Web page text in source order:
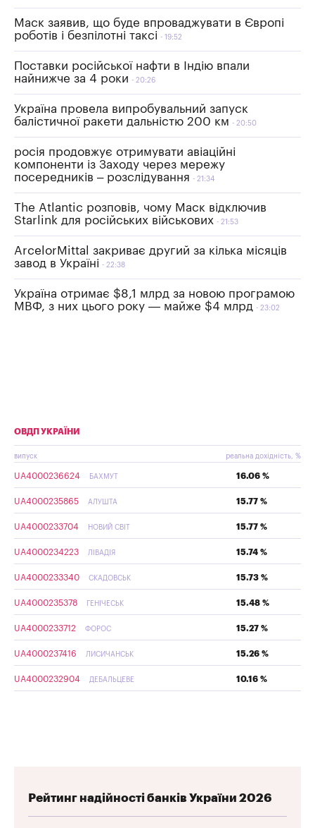
Маск заявив, що буде впроваджувати в Європі
роботів і безпілотні таксі
19:52
Поставки російської нафти в Індію впали
найнижче за 4 роки
20:26
Україна провела випробувальний запуск
балістичної ракети дальністю 200 км
20:50
росія продовжує отримувати авіаційні
компоненти із Заходу через мережу
посередників – розслідування
21:34
The Atlantic розповів, чому Маск відключив
Starlink для російських військових
21:53
ArcelorMittal закриває другий за кілька місяців
завод в Україні
22:38
Україна отримає $8,1 млрд за новою програмою
МВФ, з них цього року — майже $4 млрд
23:02
ОВДП УКРАЇНИ
випуск реальна дохідність, %
UA4000236624 БАХМУТ 16.06 %
UA4000235865 АЛУШТА 15.77 %
UA4000233704 НОВИЙ СВІТ 15.77 %
UA4000234223 ЛІВАДІЯ 15.74 %
UA4000233340 СКАДОВСЬК 15.73 %
UA4000235378 ГЕНІЧЕСЬК 15.48 %
UA4000233712 ФОРОС 15.27 %
UA4000237416 ЛИСИЧАНСЬК 15.26 %
UA4000232904 ДЕБАЛЬЦЕВЕ 10.16 %
Рейтинг надійності банків України 2026